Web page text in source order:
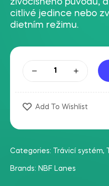
živočišného původu,
citlivé jedince nebo
dietním režimu.
Add To Wishlist
Categories: Trávicí systém,
Brands: NBF Lanes